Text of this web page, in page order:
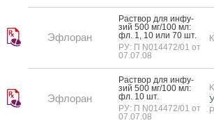
Эфлоран
Рас­твор для ин­фу­
зий 500 мг/100 мл:
фл. 1, 10 или 70 шт.
РУ: П N014472/01 от
07.07.08
Эфлоран
Рас­твор для ин­фу­
зий 500 мг/100 мл:
фл. 10 шт.
РУ: П N014472/01 от
07.07.08